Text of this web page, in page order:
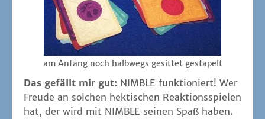
am Anfang noch halb­wegs gesit­tet gestapelt
Das gefällt mir gut: NIMBLE funk­tio­niert! Wer
Freu­de an sol­chen hek­ti­schen Reak­ti­ons­spie­len
hat, der wird mit NIMBLE sei­nen Spaß haben.